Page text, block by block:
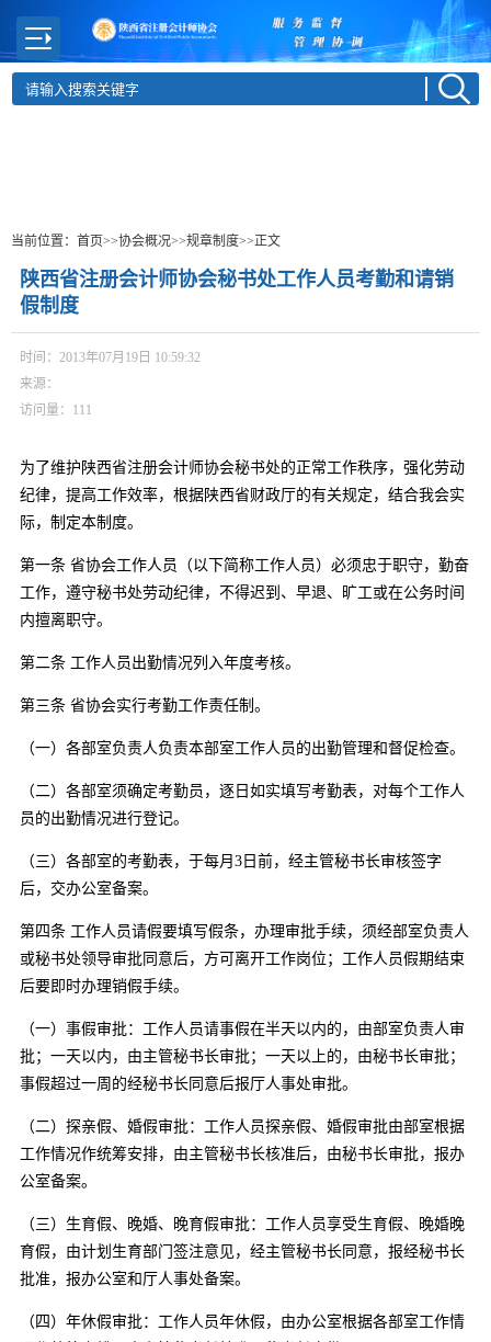
当前位置： 首页>>协会概况>>规章制度>>正文
陕西省注册会计师协会秘书处工作人员考勤和请销
假制度
时间：2013年07月19日 10:59:32
来源：
访问量： 111
为了维护陕西省注册会计师协会秘书处的正常工作秩序，强化劳动
纪律，提高工作效率，根据陕西省财政厅的有关规定，结合我会实
际，制定本制度。
第一条 省协会工作人员（以下简称工作人员）必须忠于职守，勤奋
工作，遵守秘书处劳动纪律，不得迟到、早退、旷工或在公务时间
内擅离职守。
第二条 工作人员出勤情况列入年度考核。
第三条 省协会实行考勤工作责任制。
（一）各部室负责人负责本部室工作人员的出勤管理和督促检查。
（二）各部室须确定考勤员，逐日如实填写考勤表，对每个工作人
员的出勤情况进行登记。
（三）各部室的考勤表，于每月3日前，经主管秘书长审核签字
后，交办公室备案。
第四条 工作人员请假要填写假条，办理审批手续，须经部室负责人
或秘书处领导审批同意后，方可离开工作岗位；工作人员假期结束
后要即时办理销假手续。
（一）事假审批：工作人员请事假在半天以内的，由部室负责人审
批；一天以内，由主管秘书长审批；一天以上的，由秘书长审批；
事假超过一周的经秘书长同意后报厅人事处审批。
（二）探亲假、婚假审批：工作人员探亲假、婚假审批由部室根据
工作情况作统筹安排，由主管秘书长核准后，由秘书长审批，报办
公室备案。
（三）生育假、晚婚、晚育假审批：工作人员享受生育假、晚婚晚
育假，由计划生育部门签注意见，经主管秘书长同意，报经秘书长
批准，报办公室和厅人事处备案。
（四）年休假审批：工作人员年休假，由办公室根据各部室工作情